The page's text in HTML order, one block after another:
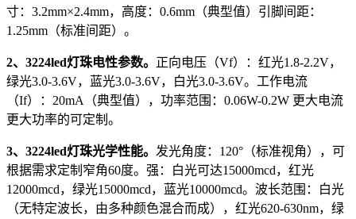
寸：3.2mm×2.4mm，高度：0.6mm（典型值）引脚间距：
1.25mm（标准间距）。
2、3224led灯珠电性参数。 正向电压（Vf）：红光1.8-2.2V，
绿光3.0-3.6V，蓝光3.0-3.6V，白光3.0-3.6V。工作电流
（If）：20mA（典型值），功率范围：0.06W-0.2W 更大电流
更大功率的可定制。
3、3224led灯珠光学性能。 发光角度：120°（标准视角），可
根据需求定制窄角60度。强：白光可达15000mcd，红光
12000mcd，绿光15000mcd，蓝光10000mcd。波长范围：白光
（无特定波长，由多种颜色混合而成），红光620-630nm，绿